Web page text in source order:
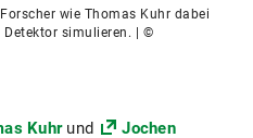
wie Thomas Kuhr dabei
simulieren. | ©
Kuhrund
Jochen